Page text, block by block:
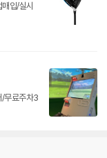
입/실시
/무료주차3